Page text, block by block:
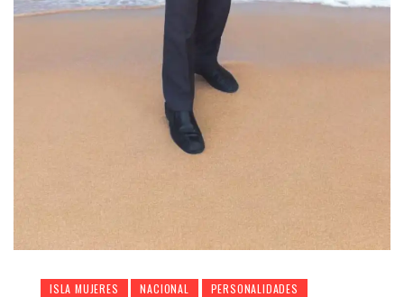
ISLA MUJERES NACIONAL
PERSONALIDADES